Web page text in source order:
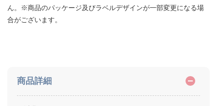
商品詳細
ん。※商品のパッケージ及びラベルデザインが一部変更になる場
合がございます。